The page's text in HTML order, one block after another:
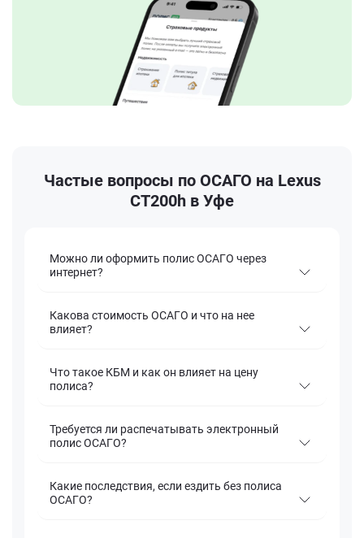
Частые вопросы по ОСАГО на Lexus
CT200h в Уфе
Можно ли оформить полис ОСАГО через
интернет?
Какова стоимость ОСАГО и что на нее
влияет?
Что такое КБМ и как он влияет на цену
полиса?
Требуется ли распечатывать электронный
полис ОСАГО?
Какие последствия, если ездить без полиса
ОСАГО?